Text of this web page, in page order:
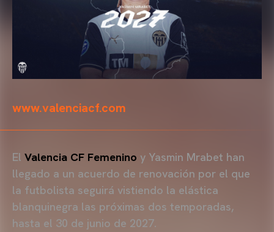
www.valenciacf.com
El Valencia CF Femenino y Yasmin Mrabet han
llegado a un acuerdo de renovación por el que
la futbolista seguirá vistiendo la elástica
blanquinegra las próximas dos temporadas,
hasta el 30 de junio de 2027.